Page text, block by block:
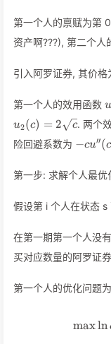
第一个人的禀赋为第
资产啊???), 第二个人
引入阿罗证券, 其价格
第一个人的效用函数
c
u
u2(c) = 2 c. 两个
险回避系数为
/u'(c)
θ
−cu′′(c
第一步: 求解个人最
假设第 i 个人在状态 s
在第一期第一个人没
买对应数量的阿罗证
第一个人的优化问题
maxln